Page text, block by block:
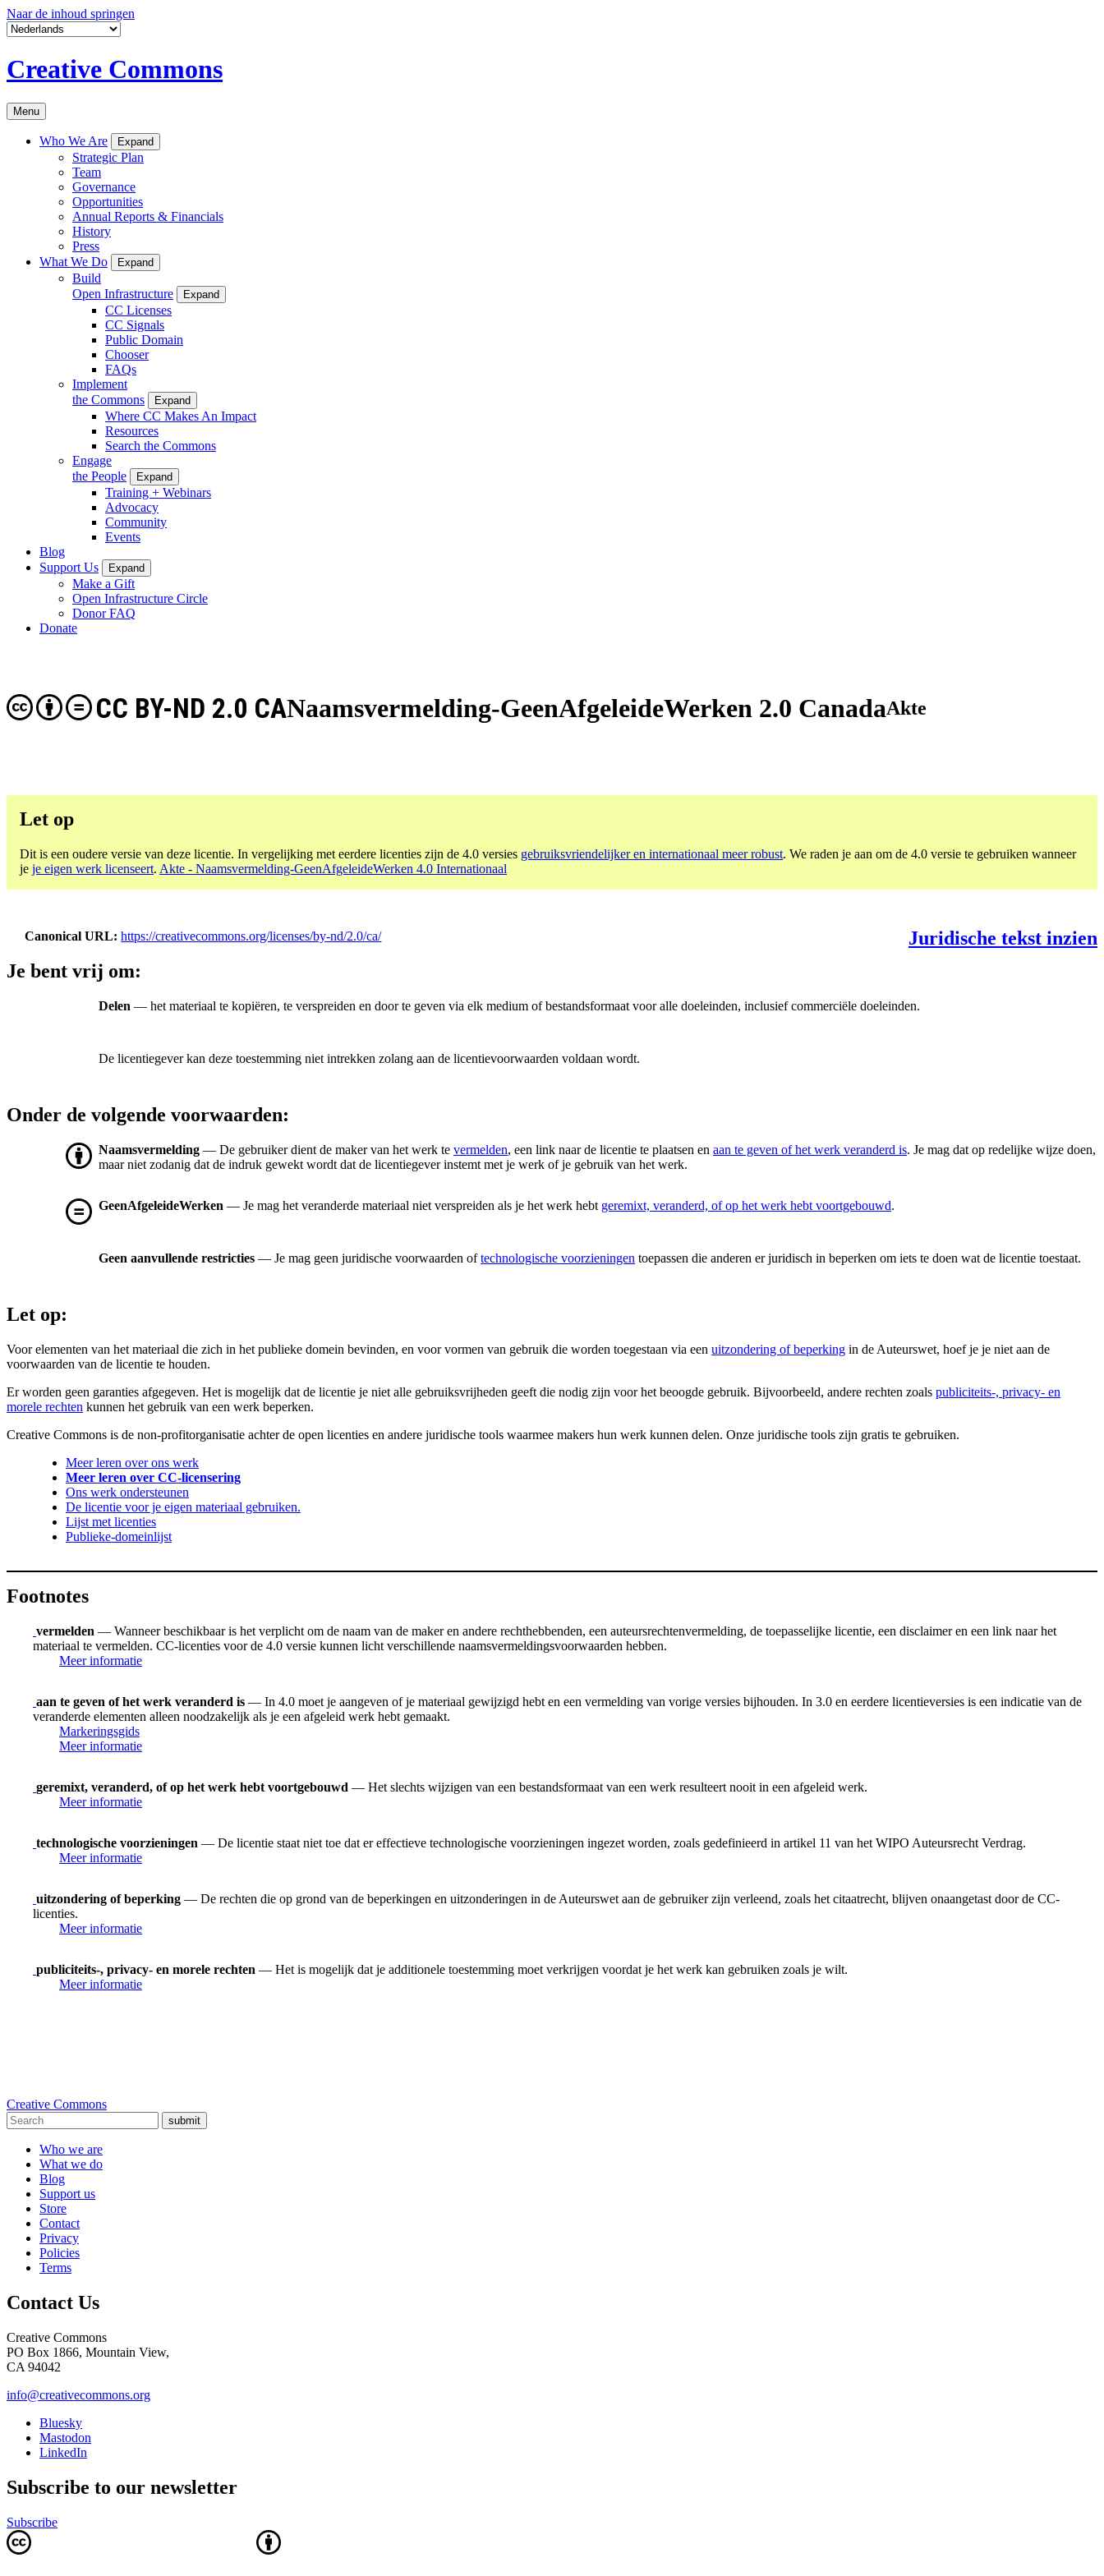
Naar de inhoud springen
Creative Commons
Menu
Who We Are Expand
Strategic Plan
Team
Governance
Opportunities
Annual Reports & Financials
History
Press
What We Do
Expand
Build
Open Infrastructure
Expand
CC Licenses
CC Signals
Public Domain
Chooser
FAQs
Implement
the Commons
Expand
Where CC Makes An Impact
Resources
Search the Commons
Engage
the People
Expand
Training + Webinars
Advocacy
Community
Events
Blog
Support Us
Expand
Make a Gift
Open Infrastructure Circle
Donor FAQ
Donate
Naamsvermelding-GeenAfgeleideWerken 2.0 Canada
CC BY-ND 2.0 CA Akte
Let op
Dit is een oudere versie van deze licentie. In vergelijking met eerdere licenties zijn de 4.0 versies gebruiksvriendelijker en internationaal meer robust. We raden je aan om de 4.0 versie te gebruiken wanneer
je je eigen werk licenseert. Akte - Naamsvermelding-GeenAfgeleideWerken 4.0 Internationaal
Canonical URL https://creativecommons.org/licenses/by-nd/2.0/ca/
Juridische tekst inzien
Je bent vrij om:
Delen — het materiaal te kopiëren, te verspreiden en door te geven via elk medium of bestandsformaat voor alle doeleinden, inclusief commerciële doeleinden.
De licentiegever kan deze toestemming niet intrekken zolang aan de licentievoorwaarden voldaan wordt.
Onder de volgende voorwaarden:
Naamsvermelding — De gebruiker dient de maker van het werk te vermelden, een link naar de licentie te plaatsen en aan te geven of het werk veranderd is. Je mag dat op redelijke wijze doen,
maar niet zodanig dat de indruk gewekt wordt dat de licentiegever instemt met je werk of je gebruik van het werk.
GeenAfgeleideWerken — Je mag het veranderde materiaal niet verspreiden als je het werk hebt geremixt, veranderd, of op het werk hebt voortgebouwd.
Geen aanvullende restricties — Je mag geen juridische voorwaarden oftechnologische voorzieningen toepassen die anderen er juridisch in beperken om iets te doen wat de licentie toestaat.
Let op:
Voor elementen van het materiaal die zich in het publieke domein bevinden, en voor vormen van gebruik die worden toegestaan via een uitzondering of beperking in de Auteurswet, hoef je je niet aan de
voorwaarden van de licentie te houden.
Er worden geen garanties afgegeven. Het is mogelijk dat de licentie je niet alle gebruiksvrijheden geeft die nodig zijn voor het beoogde gebruik. Bijvoorbeeld, andere rechten zoals publiciteits-, privacy- en
morele rechten kunnen het gebruik van een werk beperken.
Creative Commons is de non-profitorganisatie achter de open licenties en andere juridische tools waarmee makers hun werk kunnen delen. Onze juridische tools zijn gratis te gebruiken.
Meer leren over ons werk
Meer leren over CC-licensering
Ons werk ondersteunen
De licentie voor je eigen materiaal gebruiken.
Lijst met licenties
Publieke-domeinlijst
Footnotes
vermelden — Wanneer beschikbaar is het verplicht om de naam van de maker en andere rechthebbenden, een auteursrechtenvermelding, de toepasselijke licentie, een disclaimer en een link naar het
materiaal te vermelden. CC-licenties voor de 4.0 versie kunnen licht verschillende naamsvermeldingsvoorwaarden hebben.
Meer informatie
aan te geven of het werk veranderd is — In 4.0 moet je aangeven of je materiaal gewijzigd hebt en een vermelding van vorige versies bijhouden. In 3.0 en eerdere licentieversies is een indicatie van de
veranderde elementen alleen noodzakelijk als je een afgeleid werk hebt gemaakt.
Markeringsgids
Meer informatie
geremixt, veranderd, of op het werk hebt voortgebouwd — Het slechts wijzigen van een bestandsformaat van een werk resulteert nooit in een afgeleid werk.
Meer informatie
technologische voorzieningen — De licentie staat niet toe dat er effectieve technologische voorzieningen ingezet worden, zoals gedefinieerd in artikel 11 van het WIPO Auteursrecht Verdrag.
Meer informatie
uitzondering of beperking — De rechten die op grond van de beperkingen en uitzonderingen in de Auteurswet aan de gebruiker zijn verleend, zoals het citaatrecht, blijven onaangetast door de CC-
licenties.
Meer informatie
publiciteits-, privacy- en morele rechten — Het is mogelijk dat je additionele toestemming moet verkrijgen voordat je het werk kan gebruiken zoals je wilt.
Meer informatie
Creative Commons
submit
Who we are
What we do
Blog
Support us
Store
Contact
Privacy
Policies
Terms
Contact Us
Creative Commons
PO Box 1866, Mountain View,
CA 94042
info@creativecommons.org
Bluesky
Mastodon
LinkedIn
Subscribe to our newsletter
Subscribe